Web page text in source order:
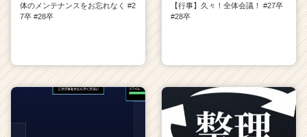
体のメンテナンスをお忘れなく #2
7卒 #28卒
【行事】久々！全体会議！ #27卒
#28卒